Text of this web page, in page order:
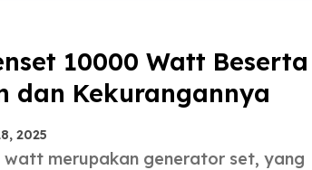
10000 Watt Beserta
dan Kekurangannya
2025